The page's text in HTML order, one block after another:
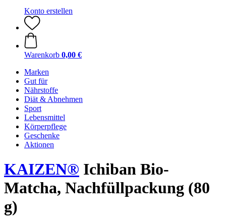
Konto erstellen
Warenkorb 0,00 €
Marken
Gut für
Nährstoffe
Diät & Abnehmen
Sport
Lebensmittel
Körperpflege
Geschenke
Aktionen
KAIZEN® Ichiban Bio-
Matcha, Nachfüllpackung (80
g)